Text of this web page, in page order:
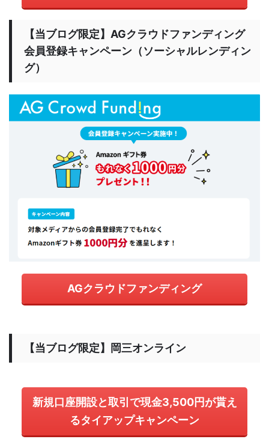
【当ブログ限定】AGクラウドファンディング
会員登録キャンペーン（ソーシャルレンディン
グ）
AGクラウドファンディング
【当ブログ限定】岡三オンライン
新規口座開設と取引で現金3,500円が貰え
るタイアップキャンペーン